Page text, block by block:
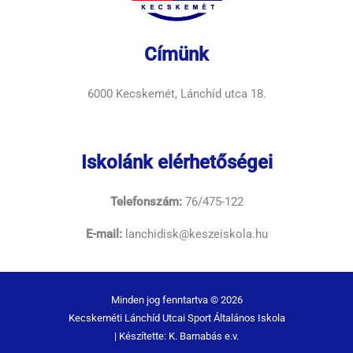
Címünk
6000 Kecskemét, Lánchíd utca 18.
Iskolánk elérhetőségei
Telefonszám:76/475-122
E-mail:lanchidisk@keszeiskola.hu
Minden jog fenntartva © 2026
Kecskeméti Lánchíd Utcai Sport Általános Iskola
| Készítette: K. Barnabás e.v.